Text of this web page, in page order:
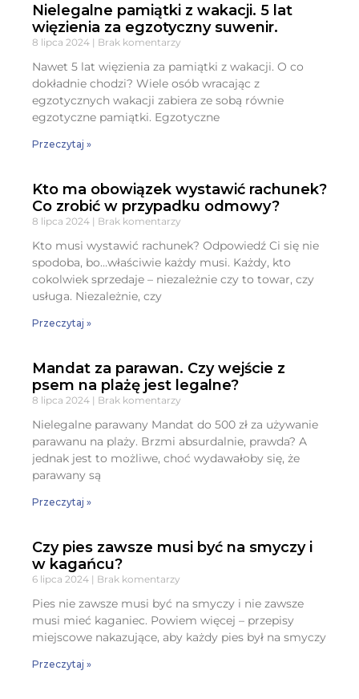
Nielegalne pamiątki z wakacji. 5 lat
więzienia za egzotyczny suwenir.
8 lipca 2024 Brak komentarzy
Nawet 5 lat więzienia za pamiątki z wakacji. O co
dokładnie chodzi? Wiele osób wracając z
egzotycznych wakacji zabiera ze sobą równie
egzotyczne pamiątki. Egzotyczne
Przeczytaj »
Kto ma obowiązek wystawić rachunek?
Co zrobić w przypadku odmowy?
8 lipca 2024 Brak komentarzy
Kto musi wystawić rachunek? Odpowiedź Ci się nie
spodoba, bo…właściwie każdy musi. Każdy, kto
cokolwiek sprzedaje – niezależnie czy to towar, czy
usługa. Niezależnie, czy
Przeczytaj »
Mandat za parawan. Czy wejście z
psem na plażę jest legalne?
8 lipca 2024 Brak komentarzy
Nielegalne parawany Mandat do 500 zł za używanie
parawanu na plaży. Brzmi absurdalnie, prawda? A
jednak jest to możliwe, choć wydawałoby się, że
parawany są
Przeczytaj »
Czy pies zawsze musi być na smyczy i
w kagańcu?
6 lipca 2024 Brak komentarzy
Pies nie zawsze musi być na smyczy i nie zawsze
musi mieć kaganiec. Powiem więcej – przepisy
miejscowe nakazujące, aby każdy pies był na smyczy
Przeczytaj »